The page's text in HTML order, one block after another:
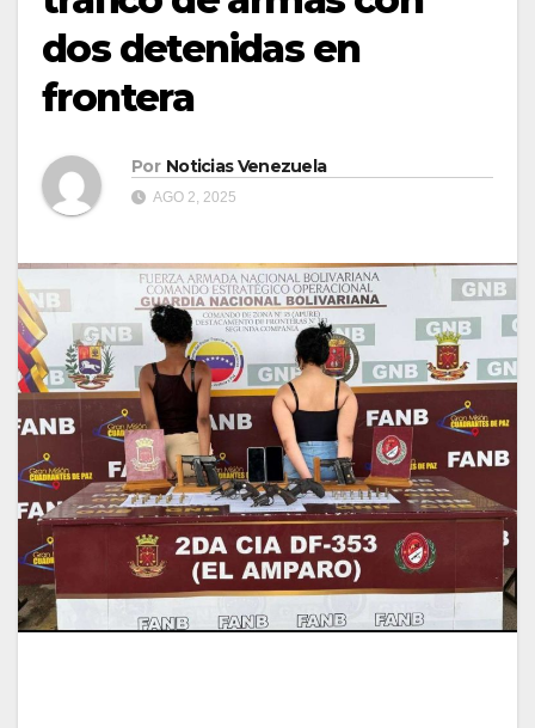
dos detenidas en
frontera
Por Noticias Venezuela
AGO 2, 2025